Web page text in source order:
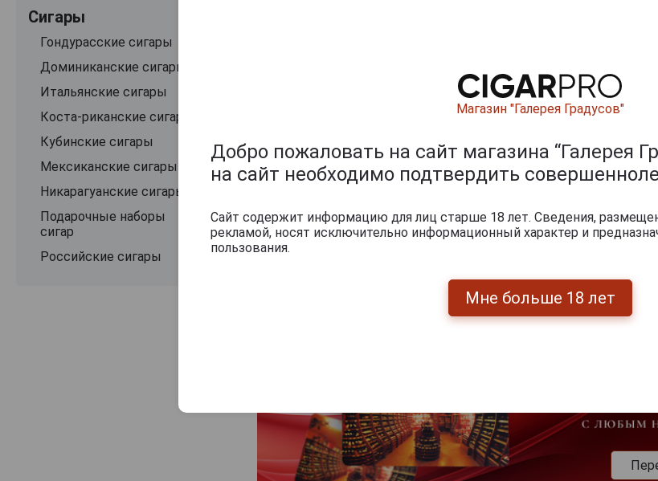
Сигары
Гондурасские сигары
Доминиканские сигары
Итальянские сигары
Коста-риканские сигары
Кубинские сигары
Мексиканские сигары
Никарагуанские сигары
Подарочные наборы
сигар
Российские сигары
Магазин "Галерея Градусов"
Добро пожаловать на сайт магазина “Галерея
на сайт необходимо подтвердить
Сайт содержит информацию для лиц старше 18 лет. Сведения,
рекламой, носят исключительно информационный характер и
пользования.
Мне больше 18 лет